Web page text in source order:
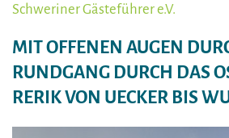
Schweriner Gästeführer e.V.
MIT OFFENEN AUGEN
RUNDGANG DURCH DAS
RERIK VON UECKER BIS